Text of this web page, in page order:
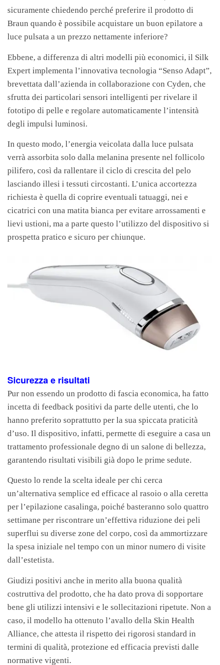
sicuramente chiedendo perché preferire il prodotto di
Braun quando è possibile acquistare un buon epilatore a
luce pulsata a un prezzo nettamente inferiore?
Ebbene, a differenza di altri modelli più economici, il Silk
Expert implementa l’innovativa tecnologia “Senso Adapt”,
brevettata dall’azienda in collaborazione con Cyden, che
sfrutta dei particolari sensori intelligenti per rivelare il
fototipo di pelle e regolare automaticamente l’intensità
degli impulsi luminosi.
In questo modo, l’energia veicolata dalla luce pulsata
verrà assorbita solo dalla melanina presente nel follicolo
pilifero, così da rallentare il ciclo di crescita del pelo
lasciando illesi i tessuti circostanti. L’unica accortezza
richiesta è quella di coprire eventuali tatuaggi, nei e
cicatrici con una matita bianca per evitare arrossamenti e
lievi ustioni, ma a parte questo l’utilizzo del dispositivo si
prospetta pratico e sicuro per chiunque.
Sicurezza e risultati
Pur non essendo un prodotto di fascia economica, ha fatto
incetta di feedback positivi da parte delle utenti, che lo
hanno preferito soprattutto per la sua spiccata praticità
d’uso. Il dispositivo, infatti, permette di eseguire a casa un
trattamento professionale degno di un salone di bellezza,
garantendo risultati visibili già dopo le prime sedute.
Questo lo rende la scelta ideale per chi cerca
un’alternativa semplice ed efficace al rasoio o alla ceretta
per l’epilazione casalinga, poiché basteranno solo quattro
settimane per riscontrare un’effettiva riduzione dei peli
superflui su diverse zone del corpo, così da ammortizzare
la spesa iniziale nel tempo con un minor numero di visite
dall’estetista.
Giudizi positivi anche in merito alla buona qualità
costruttiva del prodotto, che ha dato prova di sopportare
bene gli utilizzi intensivi e le sollecitazioni ripetute. Non a
caso, il modello ha ottenuto l’avallo della Skin Health
Alliance, che attesta il rispetto dei rigorosi standard in
termini di qualità, protezione ed efficacia previsti dalle
normative vigenti.